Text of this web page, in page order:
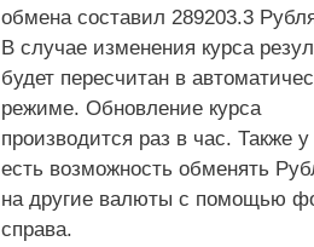
обмена составил 289203.3
В случае изменения курса
будет пересчитан в
режиме. Обновление курса
производится раз в час. Также у
есть возможность обменять
на другие валюты с помощью
справа.